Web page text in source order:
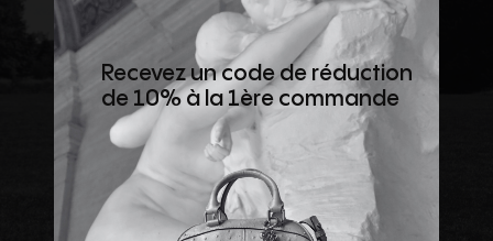
Recevez un code de réduction
de 10% à la 1ère commande